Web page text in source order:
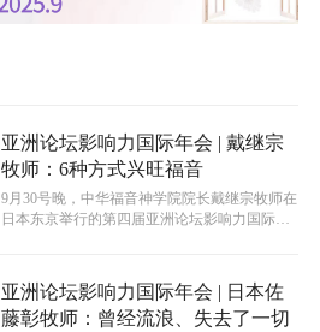
亚洲论坛影响力国际年会 | 戴继宗
牧师：6种方式兴旺福音
9月30号晚，中华福音神学院院长戴继宗牧师在
日本东京举行的第四届亚洲论坛影响力国际年
亚洲论坛影响力国际年会 | 日本佐
藤彰牧师：曾经流浪、失去了一切